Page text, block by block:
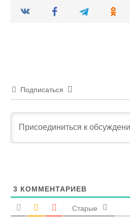
Подписаться
3 КОММЕНТАРИЕВ
Старые